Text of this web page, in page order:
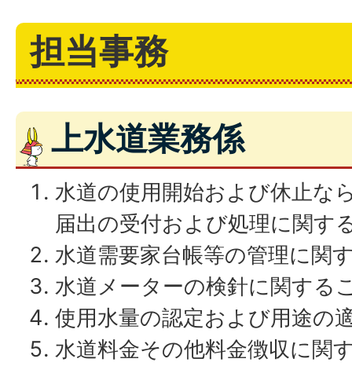
担当事務
上水道業務係
水道の使用開始および休止な
届出の受付および処理に関す
水道需要家台帳等の管理に関
水道メーターの検針に関する
使用水量の認定および用途の
水道料金その他料金徴収に関